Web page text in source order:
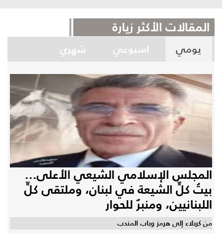
المقالات الأكثر زيارة
يومي اسبوعي شهري
المجلس الإسلامي الشيعي الأعلى...
بيتُ كلِّ الشيعة في لبنان، وملتقى كلِّ
اللبنانيين، ومنبرٌ للحوار
من كربلاء إلى هرمز وباب المندب